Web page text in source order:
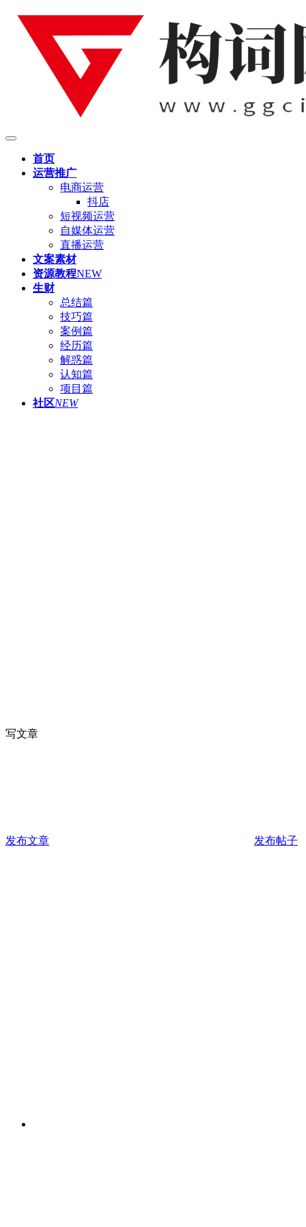
首页
运营推广
电商运营
抖店
短视频运营
自媒体运营
直播运营
文案素材
资源教程NEW
生财
总结篇
技巧篇
案例篇
经历篇
解惑篇
认知篇
项目篇
社区NEW
写文章
发布文章 发布帖子